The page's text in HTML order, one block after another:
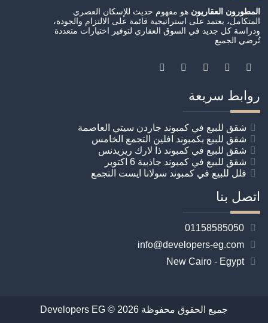
المطورون العقاريون هو مفهوم حديث للإسكان العصري
المتكامل، يعتمد على استراتيجية قائمة على الالتزام والجودة،
ودراسة كل جديد في السوق العقاري لتوفير اختيارات متعددة
تُرضي الجميع
روابط سريعة
شقق للبيع في كمبوند جاردن سيتي العاصمة
شقق للبيع بكمبوند افلين التجمع الخامس
شقق للبيع في كمبوند ذا لارك ريزيدنس
شقق للبيع في كمبوند جاذبية 6 اكتوبر
فلل للبيع في كمبوند سولانا ايست التجمع
اتصل بنا
New Cairo - Egypt
جميع الحقوق محفوظة 2026 © Developers EG